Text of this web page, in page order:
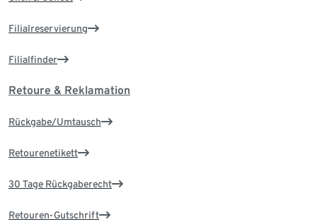
Filialreservierung
Filialfinder
Retoure & Reklamation
Rückgabe/Umtausch
Retourenetikett
30 Tage Rückgaberecht
Retouren-Gutschrift